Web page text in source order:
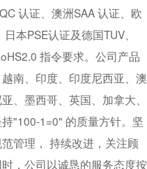
认证、澳洲SAA 认证、欧
本PSE认证及德国TUV、
指令要求。公司产品
南、印度、印度尼西亚、澳
、 墨西哥、 英国、 加拿大、
"100-1=0" 的质量方针。坚
管理， 持续改进，关注顾
，公司以诚恳的服务态度按